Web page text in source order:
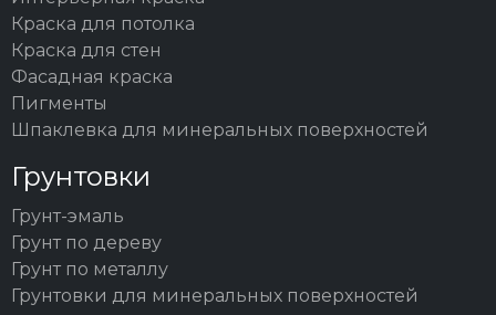
Краска для потолка
Краска для стен
Фасадная краска
Пигменты
Шпаклевка для минеральных поверхностей
Грунтовки
Грунт-эмаль
Грунт по дереву
Грунт по металлу
Грунтовки для минеральных поверхностей